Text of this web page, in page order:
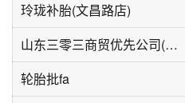
玲珑补胎(文昌路店)
山东三零三商贸优先公司(轮胎销售)
轮胎批fa